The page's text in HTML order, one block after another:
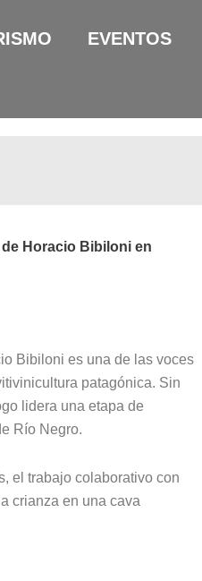
EVENTOS
Horacio Bibiloni en
Bibiloni es una de las voces
patagónica. Sin
lidera una etapa de
Río Negro.
el trabajo colaborativo con
crianza en una cava